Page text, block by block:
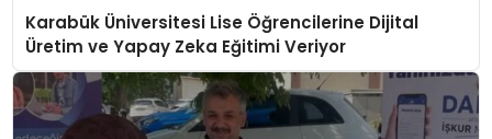
Karabük Üniversitesi Lise Öğrencilerine Dijital
Üretim ve Yapay Zeka Eğitimi Veriyor